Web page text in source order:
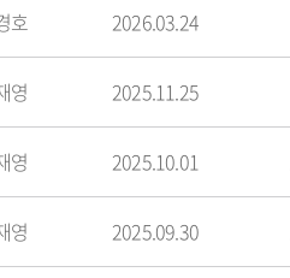
호 2026.03.24
영 2025.11.25
영 2025.10.01
영 2025.09.30